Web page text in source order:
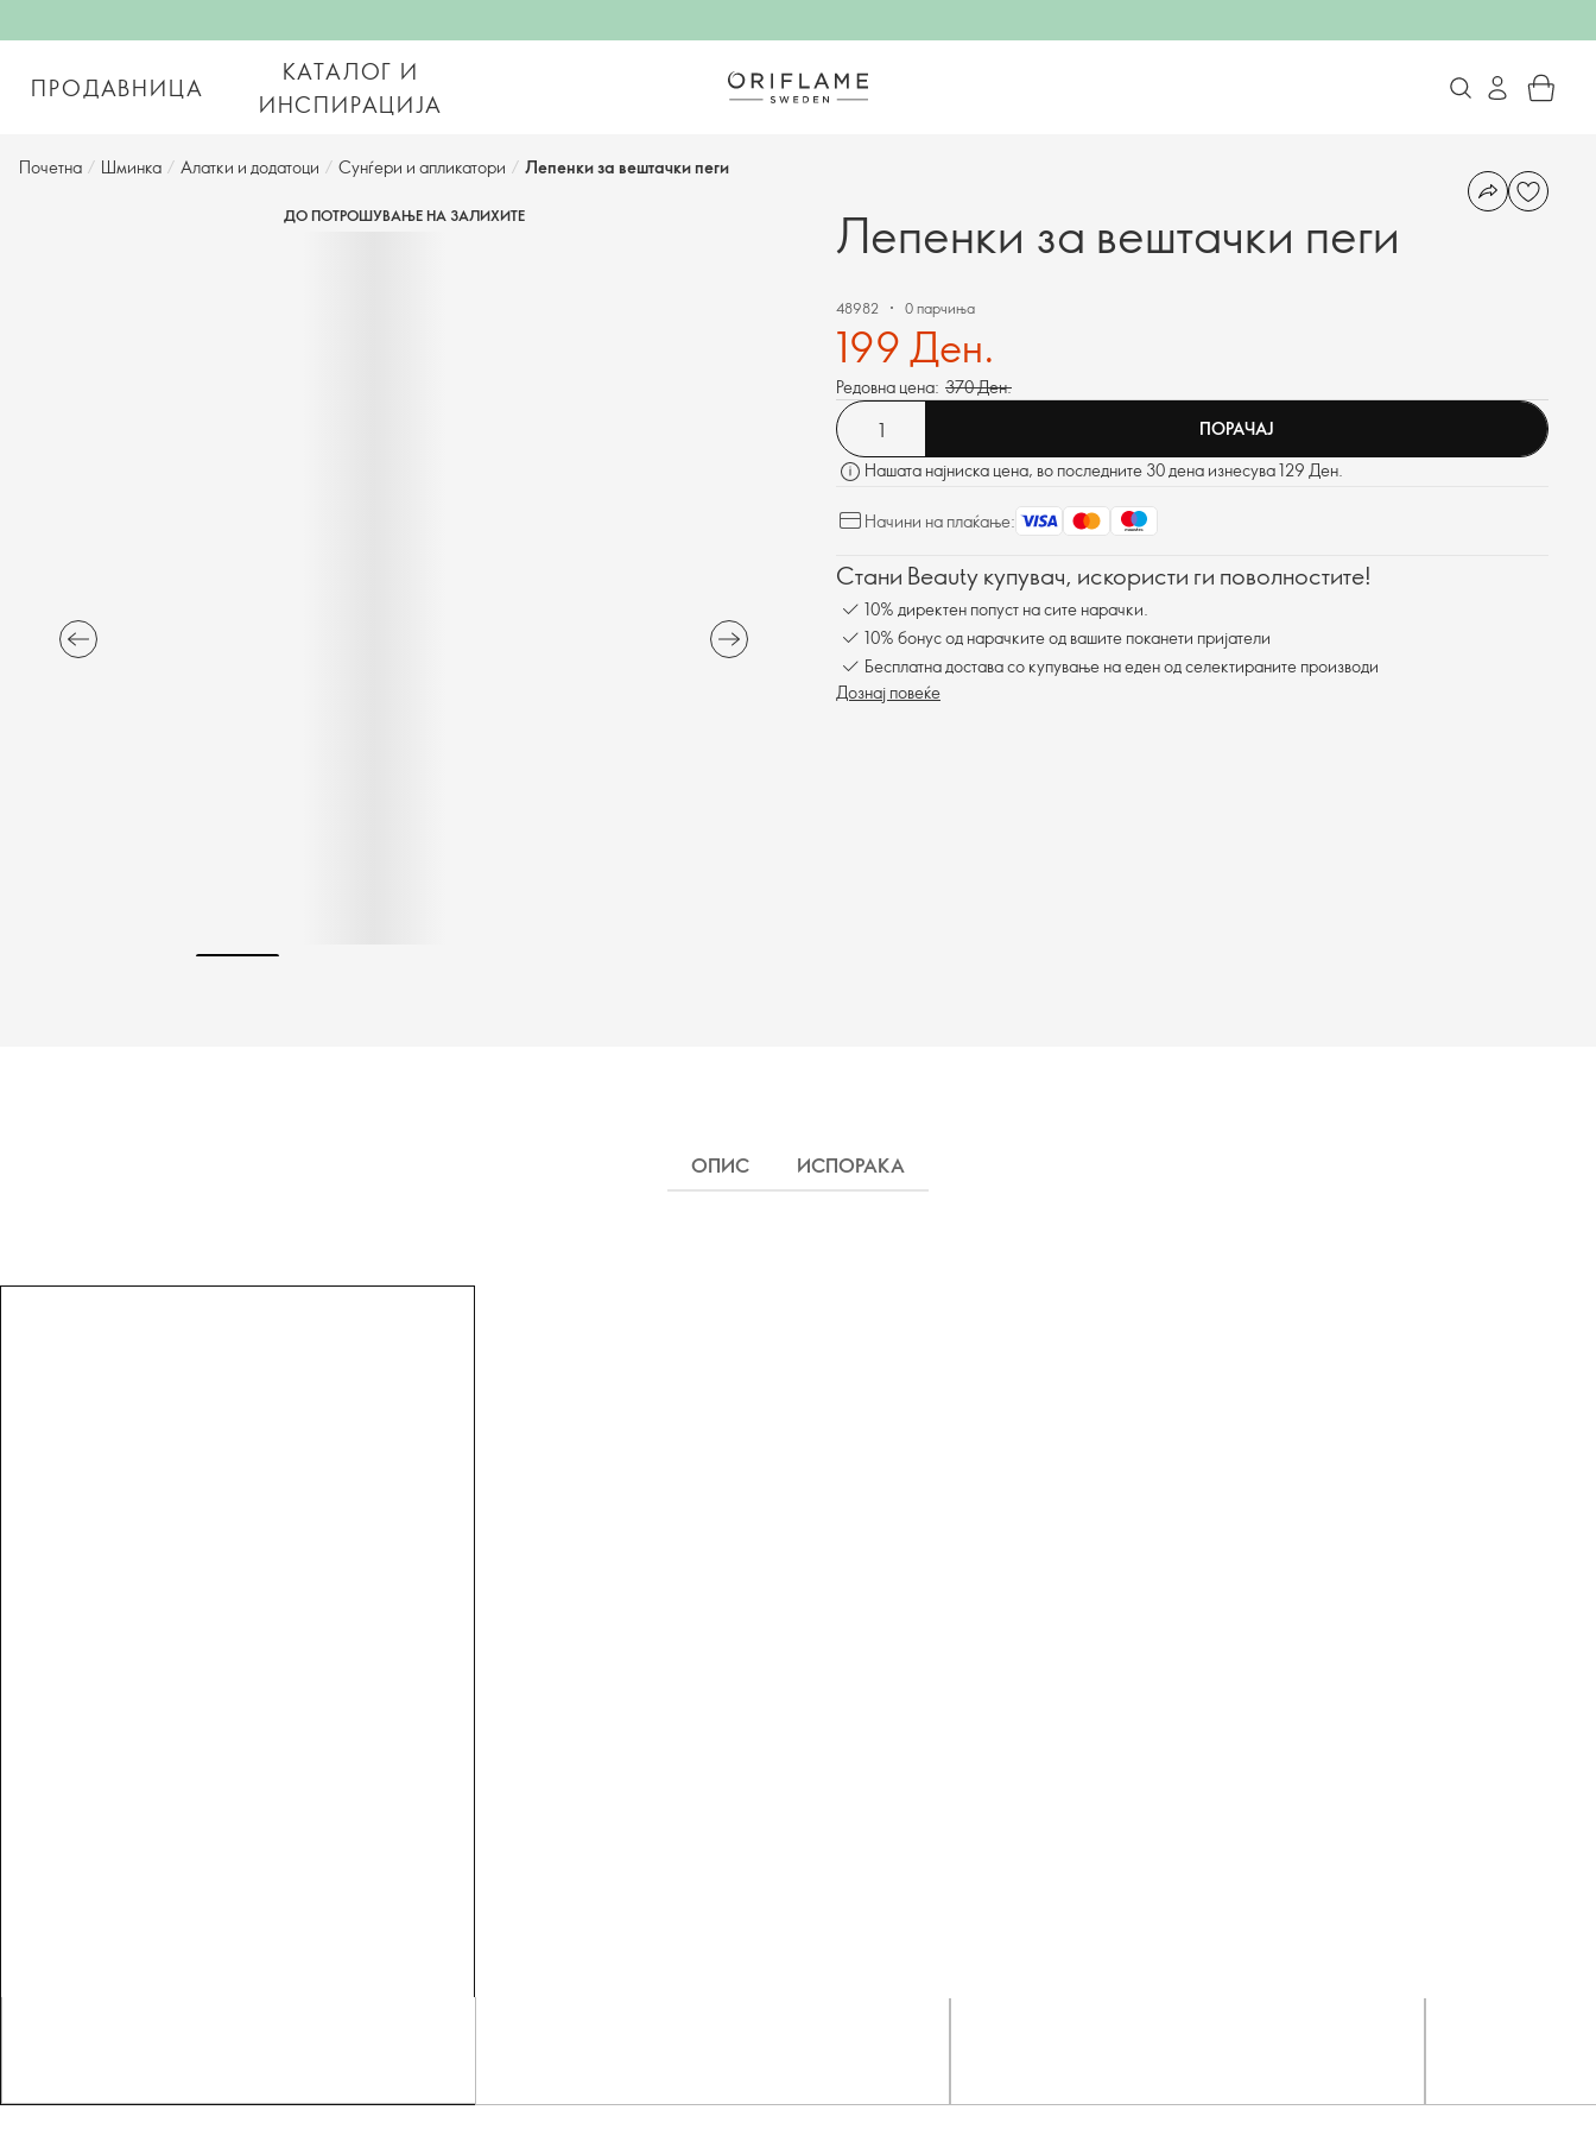
ПРОДАВНИЦА
КАТАЛОГ И
ИНСПИРАЦИЈА
Почетна / Шминка / Алатки и додатоци / Сунѓери и апликатори / Лепенки за вештачки пеги
ДО ПОТРОШУВАЊЕ НА ЗАЛИХИТЕ Лепенки за вештачки пеги
48982 0 парчиња
199 Ден.
Редовна цена: 370 Ден.
ПОРАЧАЈ
Нашата најниска цена, во последните 30 дена изнесува 129 Ден.
Начини на плаќање:
Стани Beauty купувач, искористи ги поволностите!
10% директен попуст на сите нарачки.
10% бонус од нарачките од вашите поканети пријатели
Бесплатна достава со купување на еден од селектираните производи
Дознај повеќе
ОПИС ИСПОРАКА